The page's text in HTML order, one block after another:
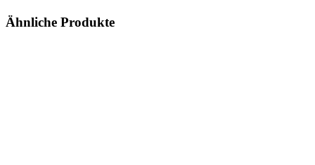
Ähnliche Produkte